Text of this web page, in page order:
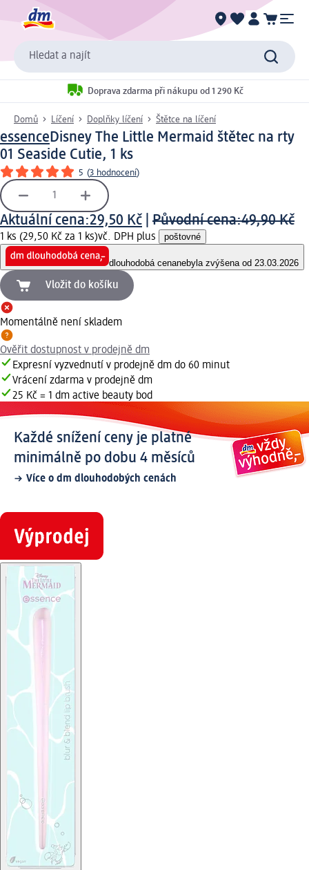
Hledat a najít
Doprava zdarma při nákupu od 1 290 Kč
Domů Líčení Doplňky líčení Štětce na líčení
essenceDisney The Little Mermaid štětec na rty
01 Seaside Cutie, 1 ks
5 (3 hodnocení)
Aktuální cena:29,50 Kč Původní cena:49,90 Kč
1 ks (29,50 Kč za 1 ks)vč. DPH plus poštovné
dlouhodobá cenanebyla zvýšena od 23.03.2026
Vložit do košíku
Momentálně není skladem
Ověřit dostupnost v prodejně dm
Expresní vyzvednutí v prodejně dm do 60 minut
Vrácení zdarma v prodejně dm
25 Kč = 1 dm active beauty bod
Každé snížení ceny je platné
minimálně po dobu 4 měsíců
Více o dm dlouhodobých cenách